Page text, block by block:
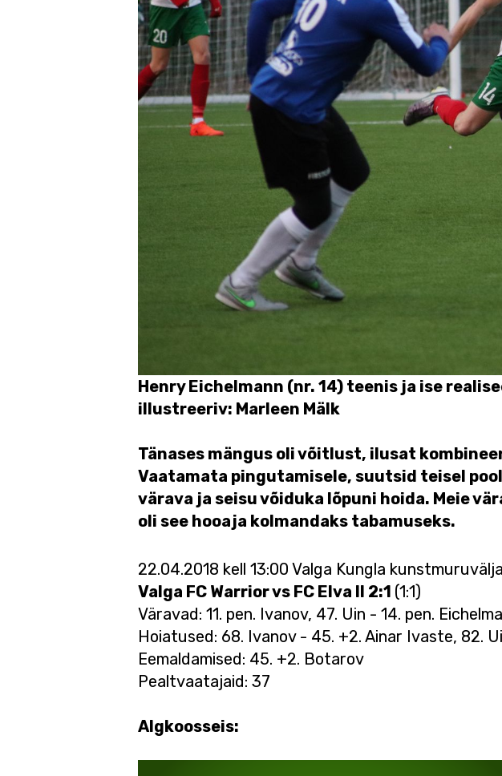
Henry Eichelmann (nr. 14) teenis ja ise
illustreeriv: Marleen Mälk
Tänases mängus oli võitlust, ilusat
Vaatamata pingutamisele, suutsid teisel
värava ja seisu võiduka lõpuni hoida. Meie
oli see hooaja kolmandaks tabamuseks.
22.04.2018 kell 13:00 Valga Kungla
Valga FC Warrior vs FC Elva II 2:1 (1:1)
Väravad: 11. pen. Ivanov, 47. Uin - 14. pen.
Hoiatused: 68. Ivanov - 45. +2. Ainar Ivaste, 82.
Eemaldamised: 45. +2. Botarov
Pealtvaatajaid: 37
Algkoosseis: